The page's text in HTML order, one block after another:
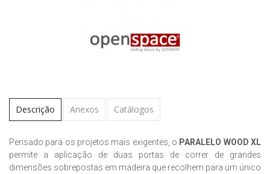
Descrição Anexos Catálogos
Pensado para os projetos mais exigentes, o PARALELO WOOD XL
permite a aplicação de duas portas de correr de grandes
dimensões sobrepostas em madeira que recolhem para um único